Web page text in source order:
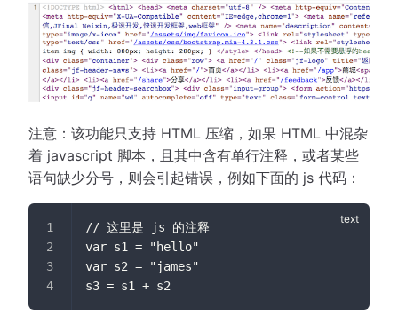
注意：该功能只支持 HTML 压缩，如果 HTML 中混杂
着 javascript 脚本，且其中含有单行注释，或者某些
语句缺少分号，则会引起错误，例如下面的 js 代码：
// 这里是 js 的注释
var s1 = "hello"
var s2 = "james"
s3 = s1 + s2